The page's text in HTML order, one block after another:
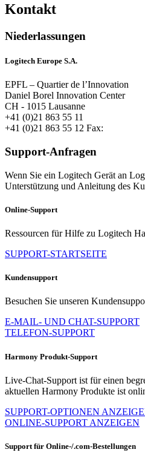
Kontakt
Niederlassungen
Logitech Europe S.A.
EPFL – Quartier de l’Innovation
Daniel Borel Innovation Center
CH - 1015 Lausanne
+41 (0)21 863 55 11
+41 (0)21 863 55 12 Fax:
Support-Anfragen
Wenn Sie ein Logitech Gerät an
Unterstützung und Anleitung des
Online-Support
Ressourcen für Hilfe zu Logitech
SUPPORT-STARTSEITE
Kundensupport
Besuchen Sie unseren
E-MAIL- UND CHAT-SUPPORT
TELEFON-SUPPORT
Harmony Produkt-Support
Live-Chat-Support ist für einen
aktuellen Harmony Produkte ist
SUPPORT-OPTIONEN
ONLINE-SUPPORT ANZEIGEN
Support für Online-/.com-Bestellungen